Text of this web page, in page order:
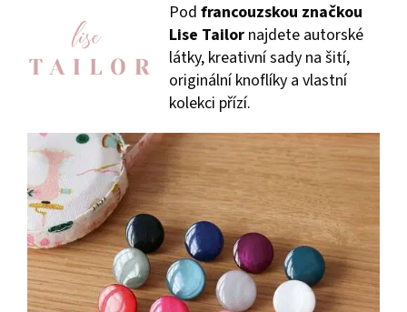
Pod francouzskou značkou
Lise Tailornajdete autorské
látky, kreativní sady na šití,
originální knoflíky a vlastní
kolekci přízí.